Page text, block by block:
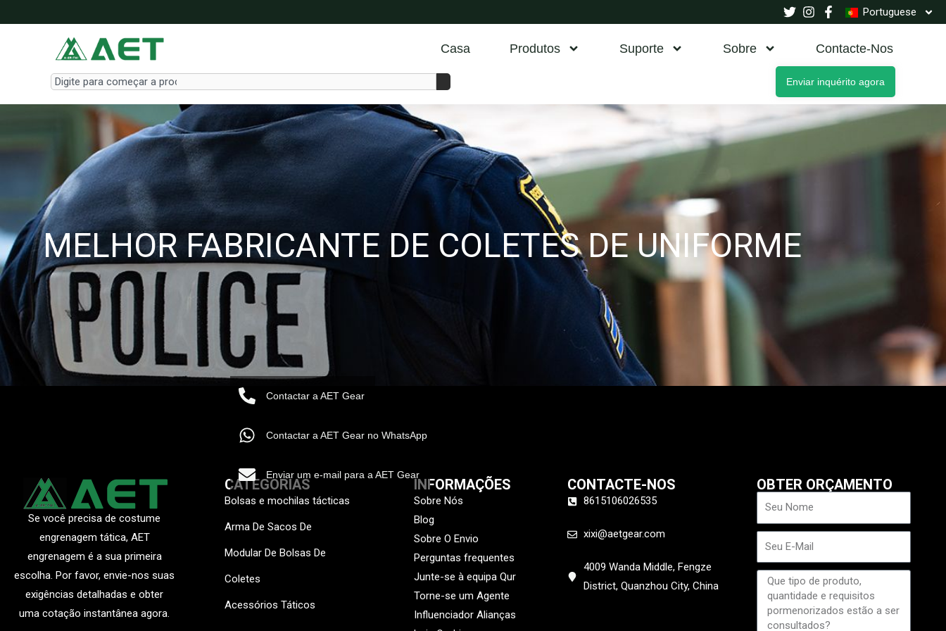
to
Portuguese
Casa Produtos Suporte Sobre Contacte-Nos
Search Enviar inquérito agora
MELHOR FABRICANTE DE COLETES DE UNIFORME
Se você precisa de costume
engrenagem tática, AET
engrenagem é a sua primeira
escolha. Por favor, envie-nos suas
exigências detalhadas e obter
uma cotação instantânea agora.
CATEGORIAS
Bolsas e mochilas tácticas
Arma De Sacos De
Modular De Bolsas De
Coletes
Acessórios Táticos
INFORMAÇÕES
Sobre Nós
Blog
Sobre O Envio
Perguntas frequentes
Junte-se à equipa Qur
Torne-se um Agente
Influenciador Alianças
CONTACTE-NOS
8615106026535
xixi@aetgear.com
4009 Wanda Middle, Fengze
District, Quanzhou City, China
OBTER ORÇAMENTO
Nome
Mensagem
Contactar a AET Gear
Contactar a AET Gear no WhatsApp
Enviar um e-mail para a AET Gear